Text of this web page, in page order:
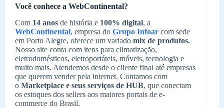
Você conhece a WebContinental?
Com 14 anos de história e 100% digital, a
WebContinental, empresa do Grupo Infoar com sede
em Porto Alegre, oferece um variado mix de produtos.
Nosso site conta com itens para climatização,
eletrodomésticos, eletroportáteis, móveis, tecnologia e
muito mais. Atendemos desde o cliente final até empresas
que querem vender pela internet. Contamos com
o Marketplace e seus serviços de HUB, que conectam
os estoques dos sellers aos maiores portais de e-
commerce do Brasil.